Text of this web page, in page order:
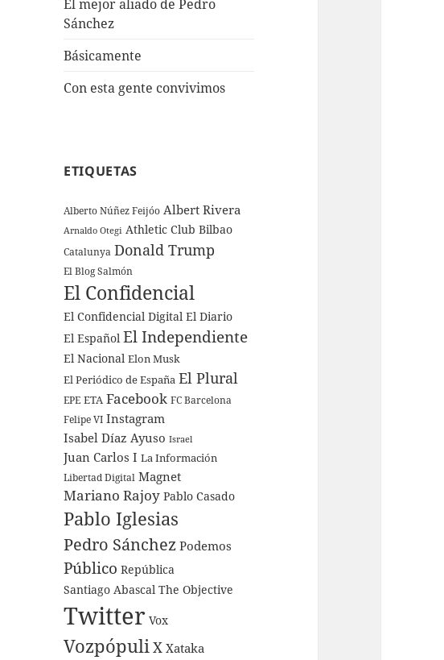
El mejor aliado de Pedro
Sánchez
Básicamente
Con esta gente convivimos
ETIQUETAS
Alberto Núñez Feijóo Albert Rivera
Arnaldo Otegi Athletic Club Bilbao
Catalunya Donald Trump
El Blog Salmón
El Confidencial
El Confidencial Digital El Diario
El Español El Independiente
El Nacional Elon Musk
El Periódico de España El Plural
EPE ETA Facebook FC Barcelona
Felipe VI Instagram
Isabel Díaz Ayuso Israel
Juan Carlos I La Información
Libertad Digital Magnet
Mariano Rajoy Pablo Casado
Pablo Iglesias
Pedro Sánchez Podemos
Público República
Santiago Abascal The Objective
Twitter Vox
Vozpópuli X Xataka